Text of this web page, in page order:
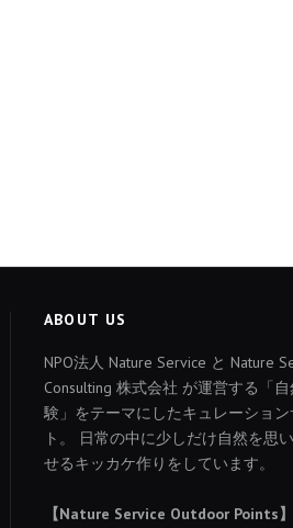
ABOUT US
NPO法人 Nature Service と Nature
Consulting 株式会社 が運営する「
験」をテーマにしたキュレーション
ト。 日常の中に少しだけ自然を思
せるキッカケ作りをしています。
【Nature Service Outdoor Points】